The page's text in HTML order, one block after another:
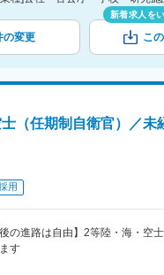
の変更
新着求人を
こ
（任期制自衛官）／未
用
後の進路は自由】2等陸・海・空
す